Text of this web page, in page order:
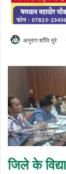
अनुराग शाँति तुरे
जिले के